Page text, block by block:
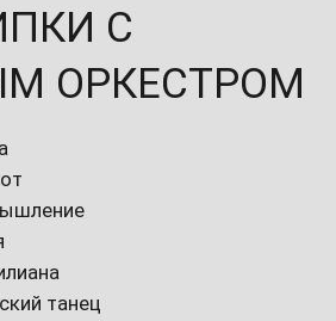
С
ОРКЕСТРОМ
танец